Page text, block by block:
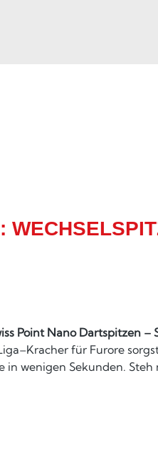
Point Nano Dartspitzen –
für Furore
in wenigen Sekunden.